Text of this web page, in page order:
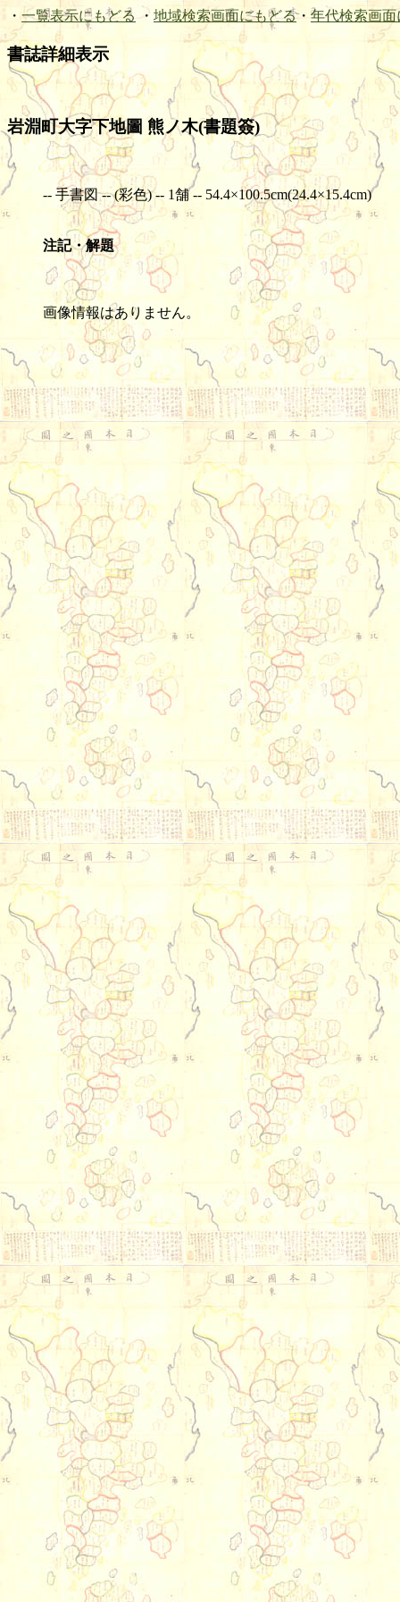
・ 一覧表示にもどる ・ 地域検索画面にもどる・ 年代検索画面
書誌詳細表示
岩淵町大字下地圖 熊ノ木(書題簽)
-- 手書図 -- (彩色) -- 1舗 -- 54.4×100.5cm(24.4×15.4cm)
注記・解題
画像情報はありません。